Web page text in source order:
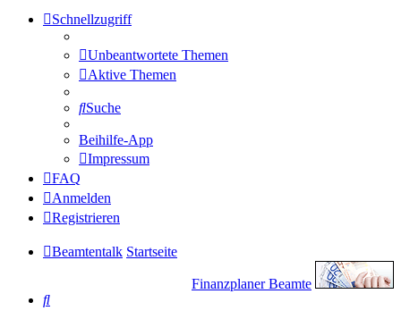
Schnellzugriff
Unbeantwortete Themen
Aktive Themen
Suche
Beihilfe-App
Impressum
FAQ
Anmelden
Registrieren
Beamtentalk Startseite
Finanzplaner Beamte
Suche